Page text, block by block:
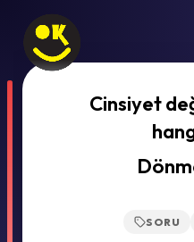
Cinsiyet
SORU